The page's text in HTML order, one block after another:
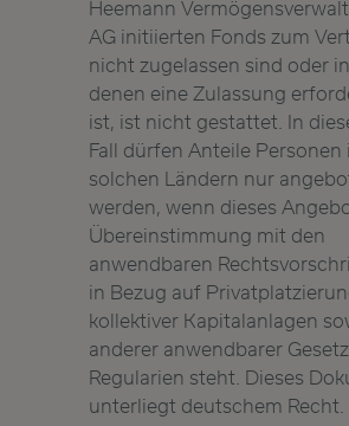
Heemann
AG initiierten Fonds zum
nicht zugelassen sind oder in
denen eine Zulassung
ist, ist nicht gestattet. In
Fall dürfen Anteile Personen
solchen Ländern nur
werden, wenn dieses
Übereinstimmung mit den
anwendbaren
in Bezug auf
kollektiver Kapitalanlagen
anderer anwendbarer
Regularien steht. Dieses
unterliegt deutschem Recht.